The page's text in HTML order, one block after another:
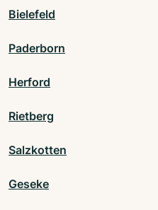
Bielefeld
Paderborn
Herford
Rietberg
Salzkotten
Geseke